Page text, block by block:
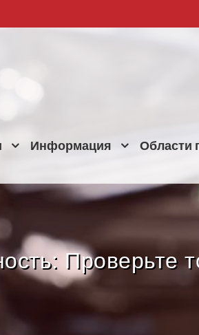
Информация Области
Проверьте